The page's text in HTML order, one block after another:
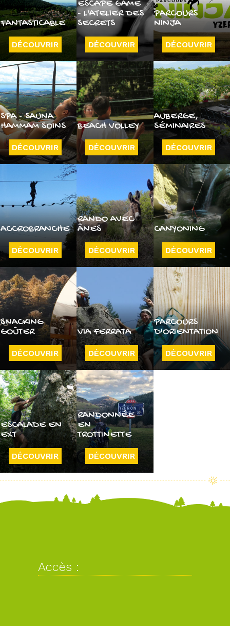
FANTASTICABLE
DÉCOUVRIR
ESCAPE GAME
- L'ATELIER DES
SECRETS
DÉCOUVRIR
PARCOURS
NINJA
DÉCOUVRIR
SPA - SAUNA
HAMMAM SOINS
DÉCOUVRIR
BEACH VOLLEY
DÉCOUVRIR
AUBERGE,
SÉMINAIRES
DÉCOUVRIR
ACCROBRANCHE
DÉCOUVRIR
RANDO AVEC
ÂNES
DÉCOUVRIR
CANYONING
DÉCOUVRIR
SNACKING
GOÛTER
DÉCOUVRIR
VIA FERRATA
DÉCOUVRIR
PARCOURS
D'ORIENTATION
DÉCOUVRIR
ESCALADE EN
EXT
DÉCOUVRIR
RANDONNÉE
EN
TROTTINETTE
DÉCOUVRIR
Accès :